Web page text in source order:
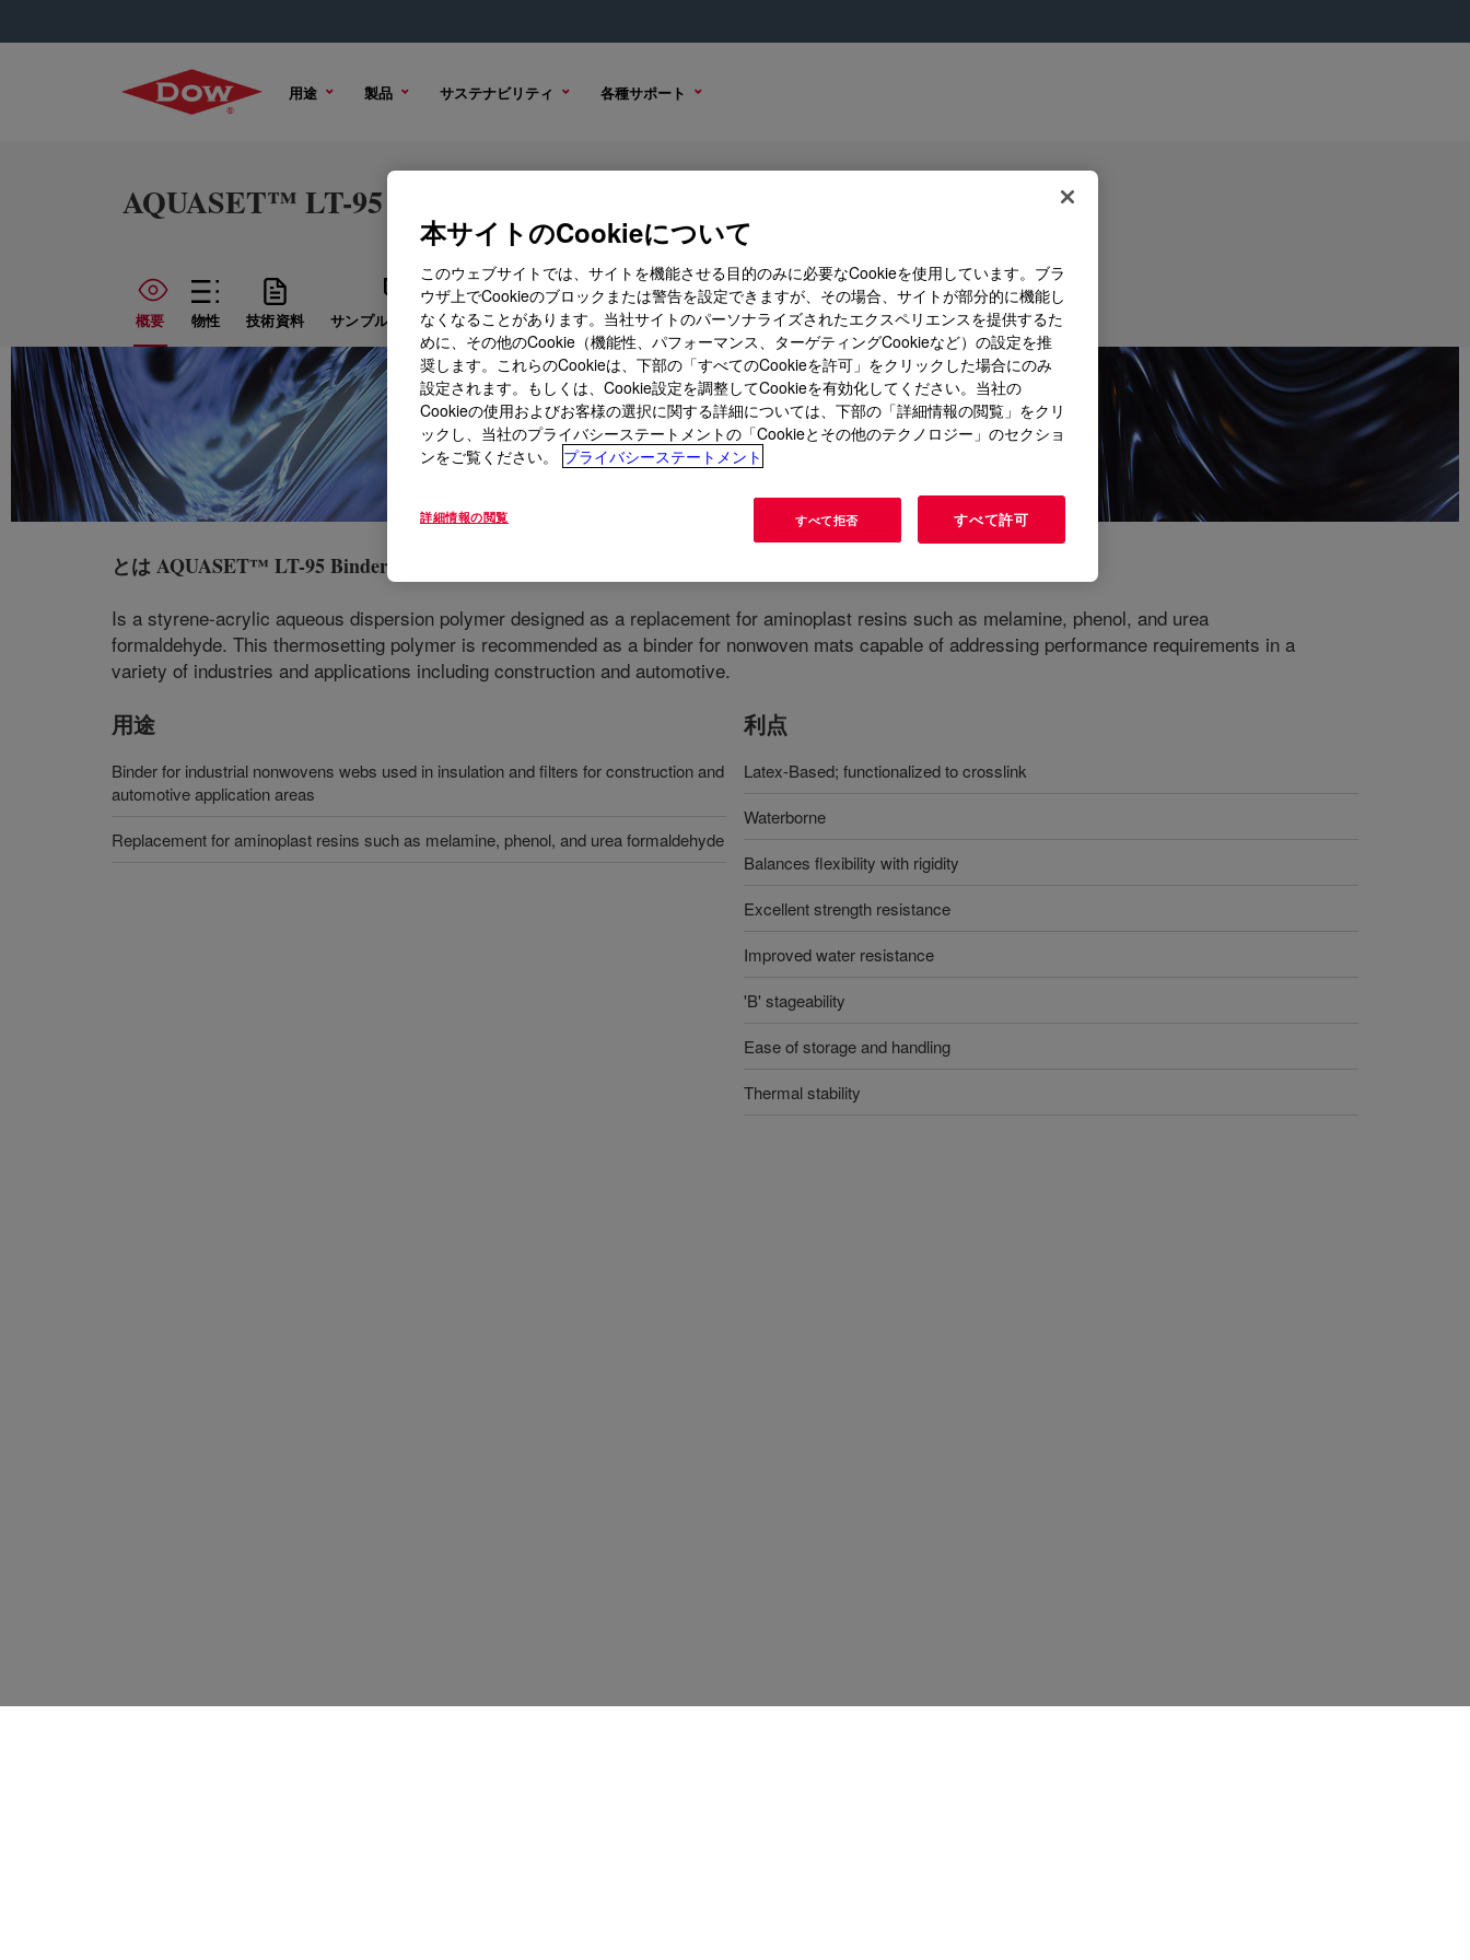
用途 製品 サステナビリティ 各種サポート
AQUASET™ LT-95 Binder
概要 物性 技術資料 サンプル オプション 購入オプション
とはAQUASET™ LT-95 Binder
Is a styrene-acrylic aqueous dispersion polymer designed as a replacement for aminoplast resins such as melamine, phenol, and urea
formaldehyde. This thermosetting polymer is recommended as a binder for nonwoven mats capable of addressing performance requirements in a
variety of industries and applications including construction and automotive.
用途
Binder for industrial nonwovens webs used in insulation and filters for construction and
automotive application areas
Replacement for aminoplast resins such as melamine, phenol, and urea formaldehyde
利点
Latex-Based; functionalized to crosslink
Waterborne
Balances flexibility with rigidity
Excellent strength resistance
Improved water resistance
'B' stageability
Ease of storage and handling
Thermal stability
本サイトのCookieについて
このウェブサイトでは、サイトを機能させる目的のみに必要なCookieを使用しています。ブラ
ウザ上でCookieのブロックまたは警告を設定できますが、その場合、サイトが部分的に機能し
なくなることがあります。当社サイトのパーソナライズされたエクスペリエンスを提供するた
めに、その他のCookie（機能性、パフォーマンス、ターゲティングCookieなど）の設定を推
奨します。これらのCookieは、下部の「すべてのCookieを許可」をクリックした場合にのみ
設定されます。もしくは、Cookie設定を調整してCookieを有効化してください。当社の
Cookieの使用およびお客様の選択に関する詳細については、下部の「詳細情報の閲覧」をクリ
ックし、当社のプライバシーステートメントの「Cookieとその他のテクノロジー」のセクショ
ンをご覧ください。
プライバシーステートメント
詳細情報の閲覧 すべて拒否 すべて許可